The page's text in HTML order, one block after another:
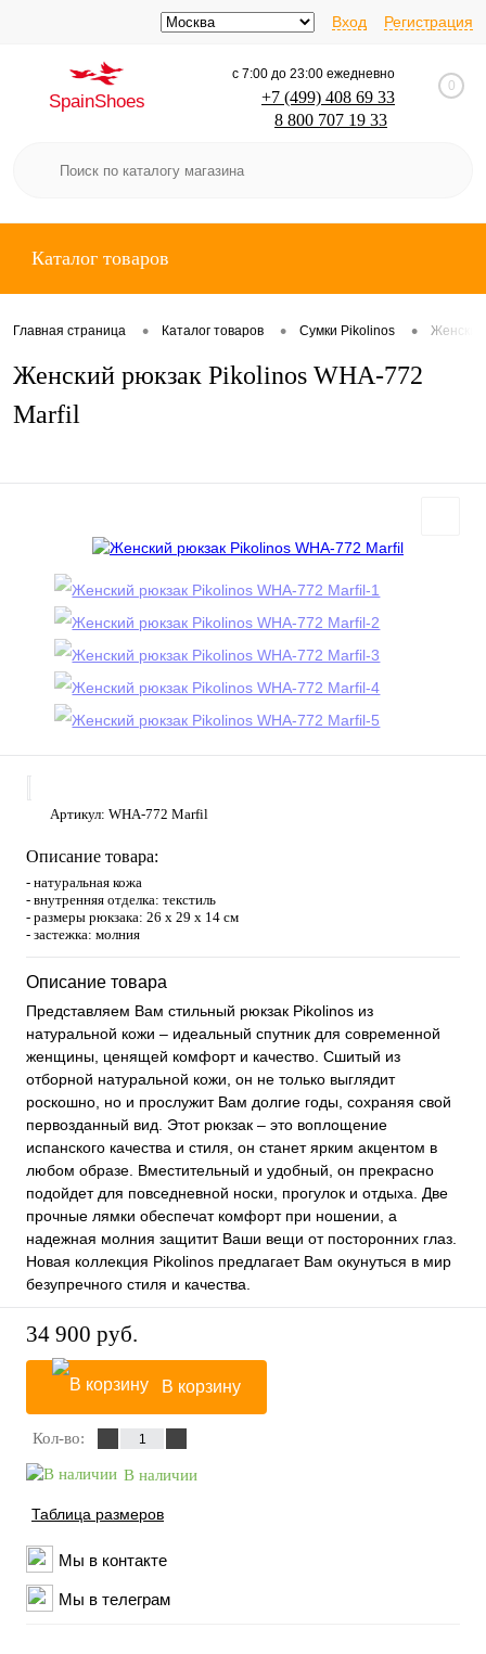
Вход Регистрация
SpainShoes
с 7:00 до 23:00 ежедневно
+7 (499) 408 69 33
8 800 707 19 33
0
Каталог товаров
Главная страница • Каталог товаров • Сумки Pikolinos • Женский
Женский рюкзак Pikolinos WHA-772
Marfil
Артикул: WHA-772 Marfil
Описание товара:
- натуральная кожа
- внутренняя отделка: текстиль
- размеры рюкзака: 26 х 29 х 14 см
- застежка: молния
Описание товара
Представляем Вам стильный рюкзак Pikolinos из
натуральной кожи – идеальный спутник для современной
женщины, ценящей комфорт и качество. Сшитый из
отборной натуральной кожи, он не только выглядит
роскошно, но и прослужит Вам долгие годы, сохраняя свой
первозданный вид. Этот рюкзак – это воплощение
испанского качества и стиля, он станет ярким акцентом в
любом образе. Вместительный и удобный, он прекрасно
подойдет для повседневной носки, прогулок и отдыха. Две
прочные лямки обеспечат комфорт при ношении, а
надежная молния защитит Ваши вещи от посторонних глаз.
Новая коллекция Pikolinos предлагает Вам окунуться в мир
безупречного стиля и качества.
34 900 руб.
В корзину
Кол-во:
В наличии
Таблица размеров
Мы в контакте
Мы в телеграм